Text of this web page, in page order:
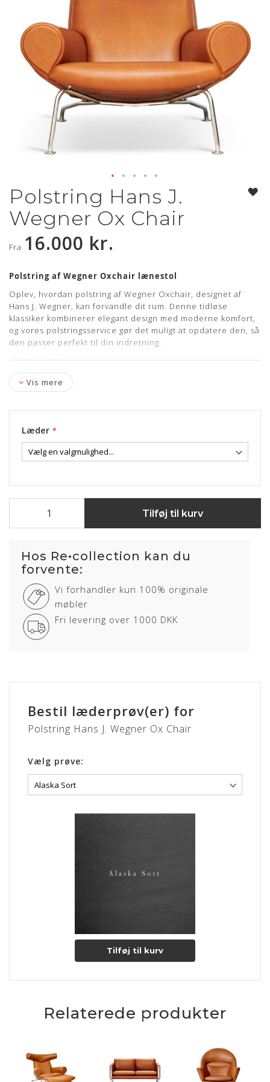
Gå
til
starten
af
billedgalleriet
Polstring Hans J.
Wegner Ox Chair
Fra 16.000 kr.
Polstring af Wegner Oxchair lænestol
Oplev, hvordan polstring af Wegner Oxchair, designet af
Hans J. Wegner, kan forvandle dit rum. Denne tidløse
klassiker kombinerer elegant design med moderne komfort,
og vores polstringsservice gør det muligt at opdatere den, så
den passer perfekt til din indretning.
Materialer:
Lædermuligheder:
Vacona, Elegance, Vegetal
Stofmuligheder:Fx. Hallingdal fra Kvadrat m. fl.
Inkluderet i prisen:
Gratis afhentning & levering, kantsten, på brofaste øer
Efter du har bestilt:
Du modtager en SMS fra vores chauffør vedrørende
Vi påbegynder polstringen og fjerner evt. gammel
polstring uden beregning.
Når polstringen er færdig, sendes Oxchair lænestolen
retur til dig og du modtager endnu en SMS fra vores
chauffør.
Leveringstid:
Vis mere
Læder
Tilføj til kurv
Hos Re•collection kan du
forvente:
Vi forhandler kun 100% originale
møbler
Fri levering over 1000 DKK
Bestil læderprøv(er) for
Polstring Hans J. Wegner Ox Chair
Vælg prøve:
Tilføj til kurv
Relaterede produkter